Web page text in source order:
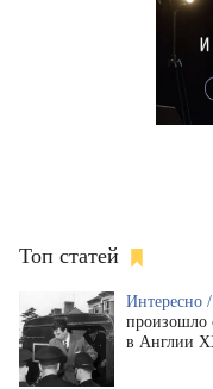
Топ статей
Интересно /
произошло
в Англии